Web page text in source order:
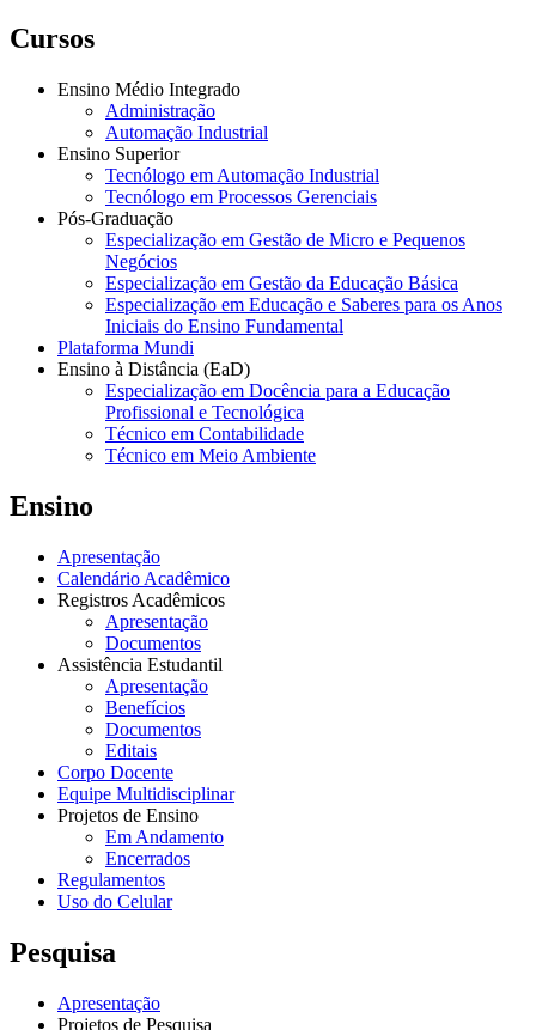
Cursos
Ensino Médio Integrado
Administração
Automação Industrial
Ensino Superior
Tecnólogo em Automação Industrial
Tecnólogo em Processos Gerenciais
Pós-Graduação
Especialização em Gestão de Micro e Pequenos
Negócios
Especialização em Gestão da Educação Básica
Especialização em Educação e Saberes para os Anos
Iniciais do Ensino Fundamental
Plataforma Mundi
Ensino à Distância (EaD)
Especialização em Docência para a Educação
Profissional e Tecnológica
Técnico em Contabilidade
Técnico em Meio Ambiente
Ensino
Apresentação
Calendário Acadêmico
Registros Acadêmicos
Apresentação
Documentos
Assistência Estudantil
Apresentação
Benefícios
Documentos
Editais
Corpo Docente
Equipe Multidisciplinar
Projetos de Ensino
Em Andamento
Encerrados
Regulamentos
Uso do Celular
Pesquisa
Apresentação
Projetos de Pesquisa